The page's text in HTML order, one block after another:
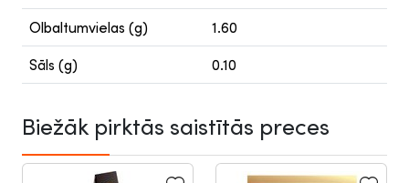
Olbaltumvielas (g) 1.60
Sāls (g) 0.10
Biežāk pirktās saistītās preces